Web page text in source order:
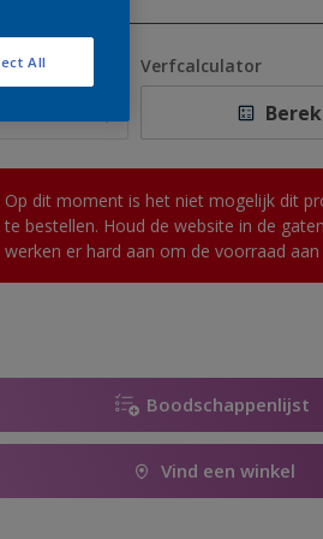
1 L
2,5 L
10 L
Verfcalculator
Op dit moment is het niet mogelijk dit
te bestellen. Houd de website in de
werken er hard aan om de voorraad aan
Boodschappenlijst
Vind een winkel
All